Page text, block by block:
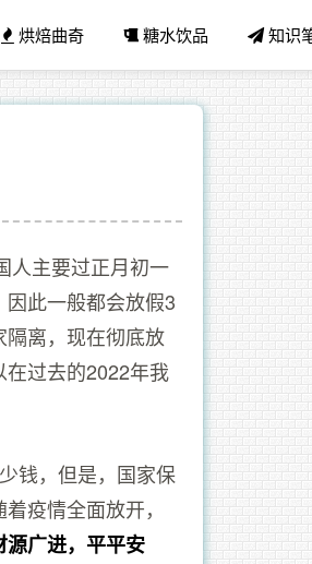
烘焙曲奇 糖水饮品 知识
人主要过正月初一
此一般都会放假3
离，现在彻底放
过去的2022年我
钱，但是，国家保
疫情全面放开，
广进，平平安